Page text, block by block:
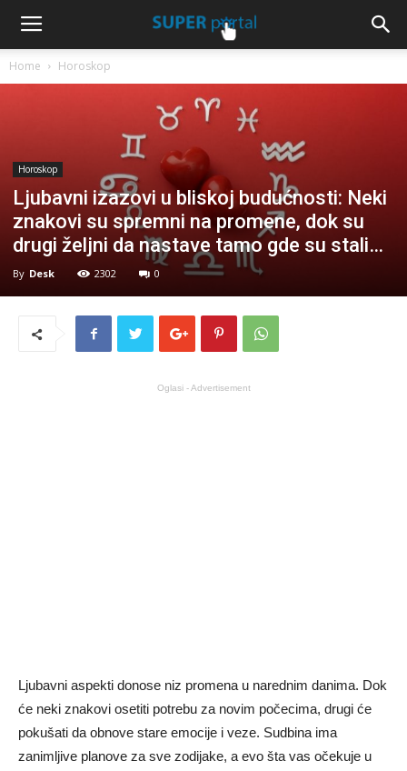
Home Horoskop
Horoskop
Ljubavni izazovi u bliskoj budućnosti: Neki
znakovi su spremni na promene, dok su
drugi željni da nastave tamo gde su stali…
By Desk 2302 0
Oglasi - Advertisement
Ljubavni aspekti donose niz promena u narednim danima. Dok
će neki znakovi osetiti potrebu za novim počecima, drugi će
pokušati da obnove stare emocije i veze. Sudbina ima
zanimljive planove za sve zodijake, a evo šta vas očekuje u